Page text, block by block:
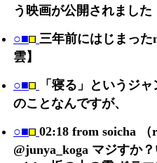
う映画が公開されました
○■ 三年前にはじまっ
雲】
○■ 「寝る」というジ
のことなんですが、
○■ 02:18 from soicha
@junya_koga マジすか